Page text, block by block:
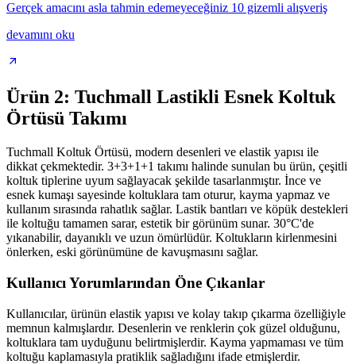
Gerçek amacını asla tahmin edemeyeceğiniz 10 gizemli alışveriş
devamını oku
Ürün 2: Tuchmall Lastikli Esnek Koltuk
Örtüsü Takımı
Tuchmall Koltuk Örtüsü, modern desenleri ve elastik yapısı ile
dikkat çekmektedir. 3+3+1+1 takımı halinde sunulan bu ürün, çeşitli
koltuk tiplerine uyum sağlayacak şekilde tasarlanmıştır. İnce ve
esnek kumaşı sayesinde koltuklara tam oturur, kayma yapmaz ve
kullanım sırasında rahatlık sağlar. Lastik bantları ve köpük destekleri
ile koltuğu tamamen sarar, estetik bir görünüm sunar. 30°C'de
yıkanabilir, dayanıklı ve uzun ömürlüdür. Koltukların kirlenmesini
önlerken, eski görünümüne de kavuşmasını sağlar.
Kullanıcı Yorumlarından Öne Çıkanlar
Kullanıcılar, ürünün elastik yapısı ve kolay takıp çıkarma özelliğiyle
memnun kalmışlardır. Desenlerin ve renklerin çok güzel olduğunu,
koltuklara tam uyduğunu belirtmişlerdir. Kayma yapmaması ve tüm
koltuğu kaplamasıyla pratiklik sağladığını ifade etmişlerdir.